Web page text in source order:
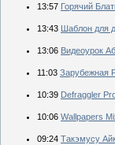
13:57 Горячий
13:43 Шаблон для
13:06 Видеоурок
11:03 Зарубежная
10:39 Defraggler
10:06 Wallpapers
09:24 Такэмусу